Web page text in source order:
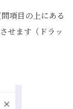
項目の上にある
せます（ドラッ